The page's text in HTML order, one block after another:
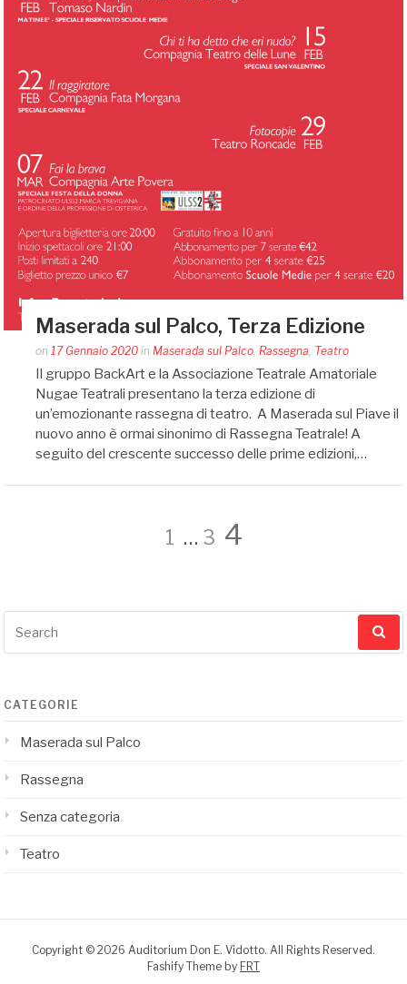
Maserada sul Palco, Terza Edizione
Posted
by
auditoriumaserada@gmail.com
on17 Gennaio 2020 inMaserada sul Palco,Rassegna, Teatro
Il gruppo BackArt e la Associazione Teatrale Amatoriale
Nugae Teatrali presentano la terza edizione di
un’emozionante rassegna di teatro. A Maserada sul Piave il
nuovo anno è ormai sinonimo di Rassegna Teatrale! A
seguito del crescente successo delle prime edizioni,…
Navigazione
articoli
Page
1 … Page
3 Page
4
for:
CATEGORIE
Maserada sul Palco
Rassegna
Senza categoria
Teatro
Copyright © 2026 Auditorium Don E. Vidotto. All Rights Reserved.
Fashify Theme by FRT